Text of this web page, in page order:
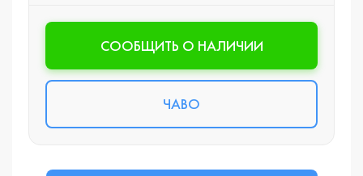
CООБЩИТЬ О НАЛИЧИИ
ЧАВО